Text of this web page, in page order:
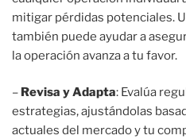
mitigar pérdidas potenciales.
también puede ayudar a
la operación avanza a tu favor.
– Revisa y Adapta: Evalúa
estrategias, ajustándolas
actuales del mercado y tu